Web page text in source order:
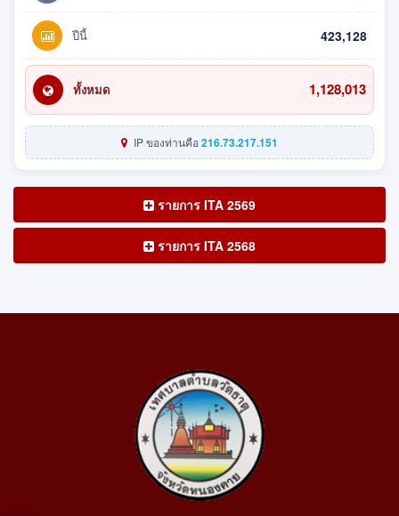
ปีนี้ 423,128
ทั้งหมด 1,128,013
IP ของท่านคือ216.73.217.151
รายการ ITA 2569
รายการ ITA 2568